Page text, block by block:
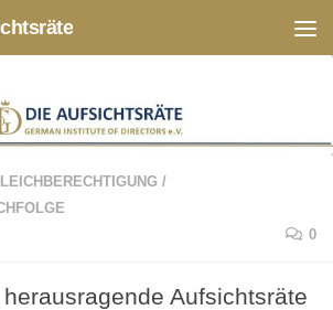
/
0
Aufsichtsräte